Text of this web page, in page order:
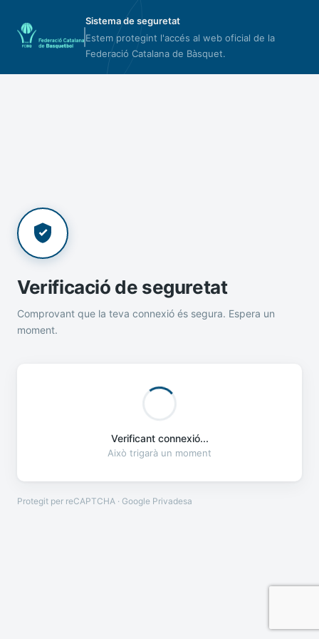
Sistema de seguretat
Estem protegint l'accés al web oficial de la
Federació Catalana de Bàsquet.
Verificació de seguretat
Comprovant que la teva connexió és segura. Espera un
moment.
Verificant connexió...
Això trigarà un moment
Protegit per reCAPTCHA · Google Privadesa